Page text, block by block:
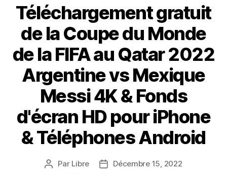
Téléchargement gratuit
de la Coupe du Monde
de la FIFA au Qatar 2022
Argentine vs Mexique
Messi 4K & Fonds
d'écran HD pour iPhone
& Téléphones Android
Auteur
Par Libre
DateDécembre 15, 2022